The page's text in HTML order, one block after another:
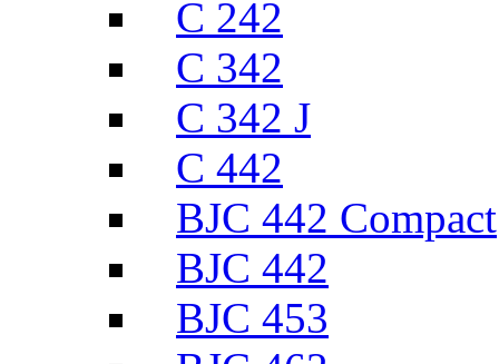
C 242
C 342
C 342 J
C 442
BJC 442 Compact
BJC 442
BJC 453